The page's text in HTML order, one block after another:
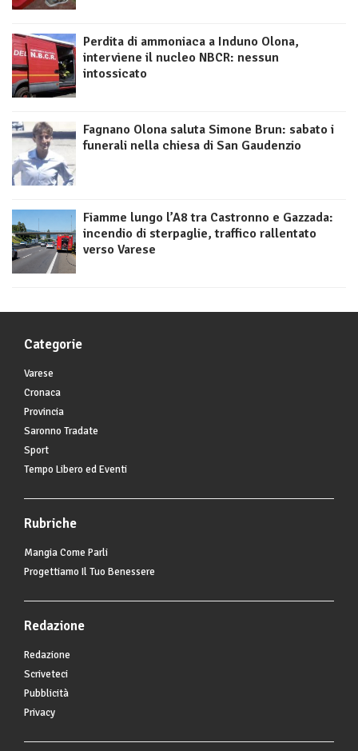
Perdita di ammoniaca a Induno Olona,
interviene il nucleo NBCR: nessun
intossicato
Fagnano Olona saluta Simone Brun: sabato i
funerali nella chiesa di San Gaudenzio
Fiamme lungo l’A8 tra Castronno e Gazzada:
incendio di sterpaglie, traffico rallentato
verso Varese
Categorie
Varese
Cronaca
Provincia
Saronno Tradate
Sport
Tempo Libero ed Eventi
Rubriche
Mangia Come Parli
Progettiamo Il Tuo Benessere
Redazione
Redazione
Scriveteci
Pubblicità
Privacy